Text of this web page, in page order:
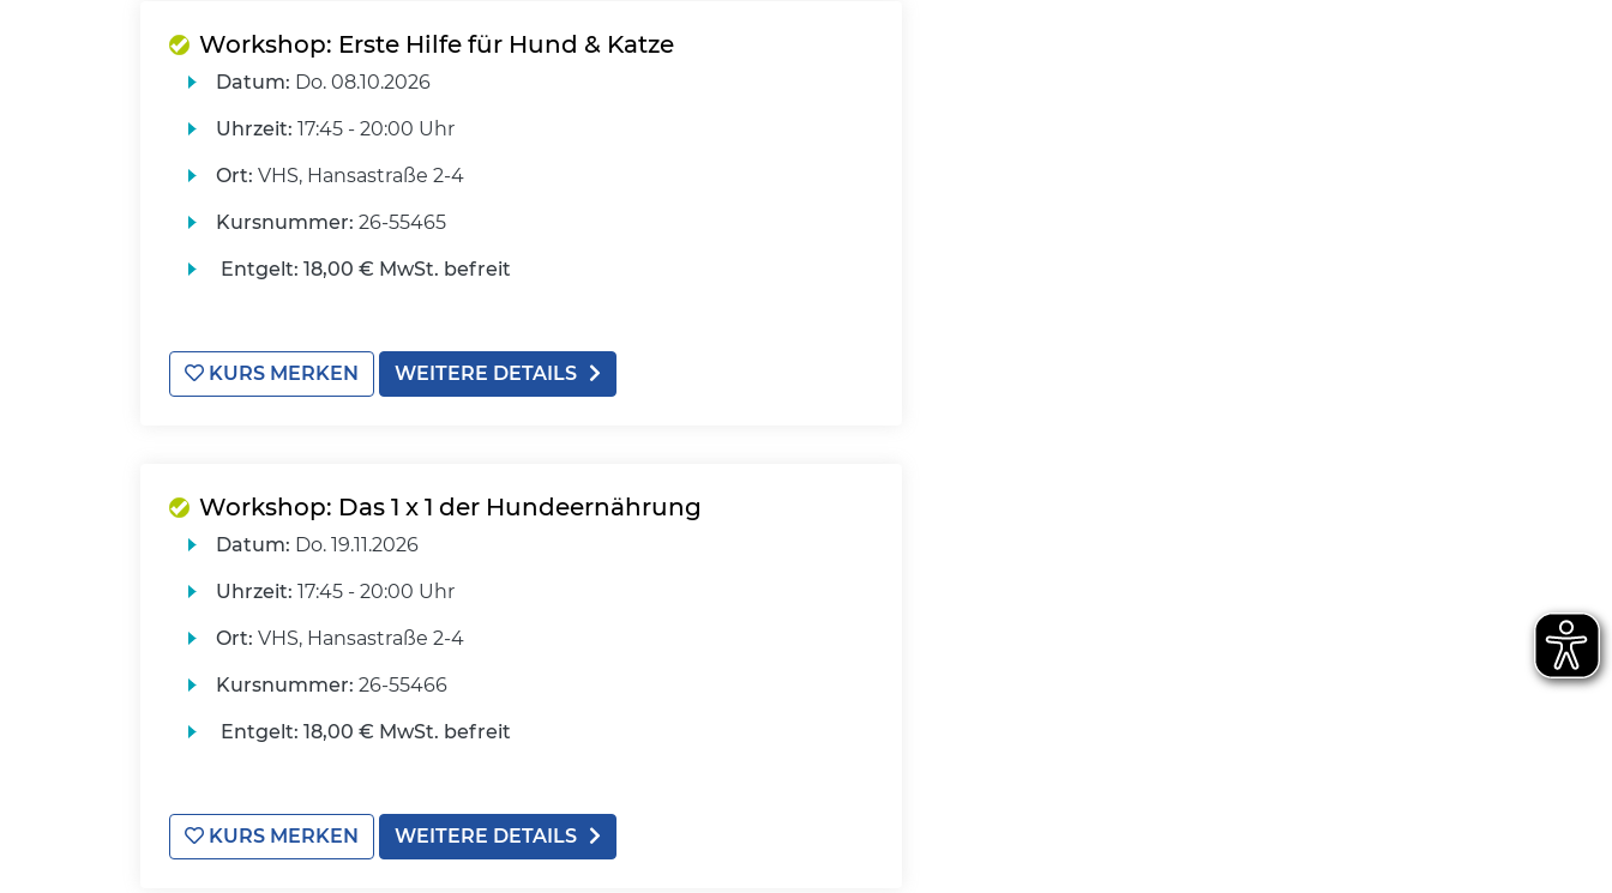
Workshop: Erste Hilfe für Hund & Katze
Datum: Do. 08.10.2026
Uhrzeit: 17:45 - 20:00 Uhr
Ort: VHS, Hansastraße 2-4
Kursnummer: 26-55465
Entgelt: 18,00 € MwSt. befreit
KURS MERKEN WEITERE DETAILS
Workshop: Das 1 x 1 der Hundeernährung
Datum: Do. 19.11.2026
Uhrzeit: 17:45 - 20:00 Uhr
Ort: VHS, Hansastraße 2-4
Kursnummer: 26-55466
Entgelt: 18,00 € MwSt. befreit
KURS MERKEN WEITERE DETAILS